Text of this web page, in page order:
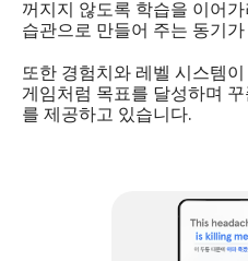
꺼지지 않도록 학습을 이어
습관으로 만들어 주는 동기가
또한 경험치와 레벨 시스템
게임처럼 목표를 달성하며
를 제공하고 있습니다.